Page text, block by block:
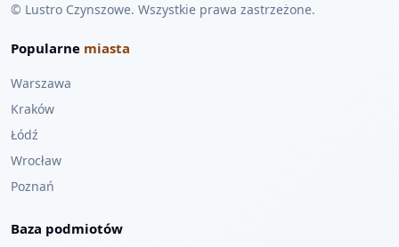
© Lustro Czynszowe. Wszystkie prawa zastrzeżone.
Popularne miasta
Warszawa
Kraków
Łódź
Wrocław
Poznań
Baza podmiotów